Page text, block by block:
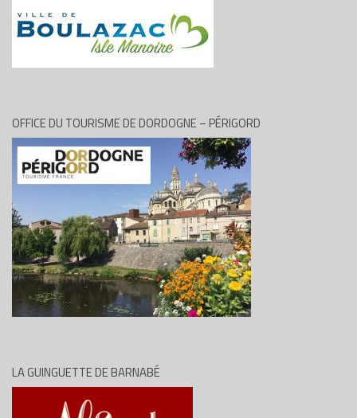
OFFICE DU TOURISME DE DORDOGNE – PÉRIGORD
LA GUINGUETTE DE BARNABÉ